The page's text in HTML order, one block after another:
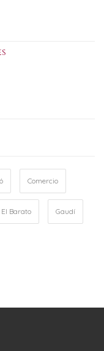
Comercio
El Barato Gaudí